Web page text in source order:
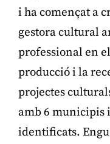
i ha començat a
gestora cultural
professional en
producció i la
projectes
amb 6 municipis
identificats.